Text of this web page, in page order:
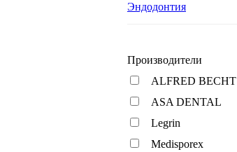
Эндодонтия
Производители
ALFRED BECHT
ASA DENTAL
Legrin
Medisporex